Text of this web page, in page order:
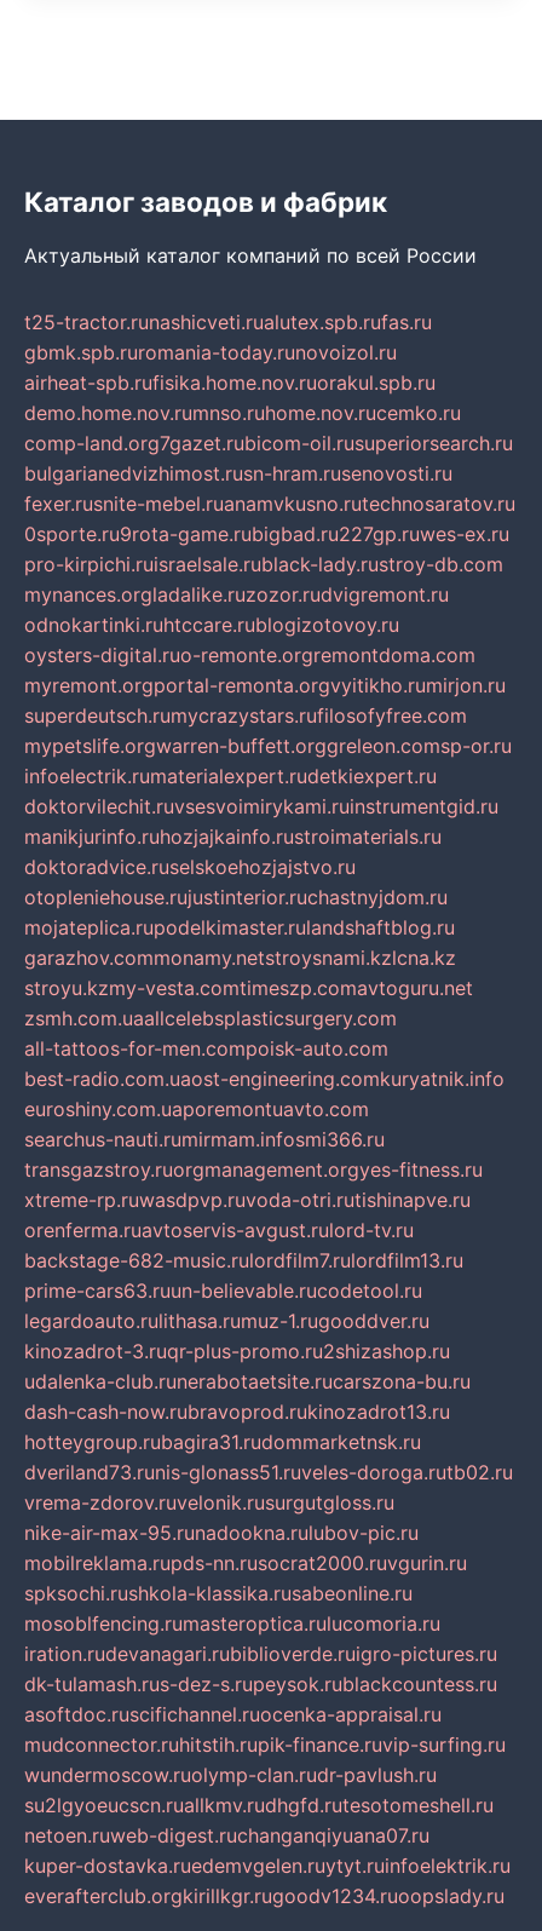
Каталог заводов и фабрик
Актуальный каталог компаний по всей России
t25-tractor.runashicveti.rualutex.spb.rufas.ru
gbmk.spb.ruromania-today.runovoizol.ru
airheat-spb.rufisika.home.nov.ruorakul.spb.ru
demo.home.nov.rumnso.ruhome.nov.rucemko.ru
comp-land.org7gazet.rubicom-oil.rusuperiorsearch.ru
bulgarianedvizhimost.rusn-hram.rusenovosti.ru
fexer.rusnite-mebel.ruanamvkusno.rutechnosaratov.ru
0sporte.ru9rota-game.rubigbad.ru227gp.ruwes-ex.ru
pro-kirpichi.ruisraelsale.rublack-lady.rustroy-db.com
mynances.orgladalike.ruzozor.rudvigremont.ru
odnokartinki.ruhtccare.rublogizotovoy.ru
oysters-digital.ruo-remonte.orgremontdoma.com
myremont.orgportal-remonta.orgvyitikho.rumirjon.ru
superdeutsch.rumycrazystars.rufilosofyfree.com
mypetslife.orgwarren-buffett.orggreleon.comsp-or.ru
infoelectrik.rumaterialexpert.rudetkiexpert.ru
doktorvilechit.ruvsesvoimirykami.ruinstrumentgid.ru
manikjurinfo.ruhozjajkainfo.rustroimaterials.ru
doktoradvice.ruselskoehozjajstvo.ru
otopleniehouse.rujustinterior.ruchastnyjdom.ru
mojateplica.rupodelkimaster.rulandshaftblog.ru
garazhov.commonamy.netstroysnami.kzlcna.kz
stroyu.kzmy-vesta.comtimeszp.comavtoguru.net
zsmh.com.uaallcelebsplasticsurgery.com
all-tattoos-for-men.compoisk-auto.com
best-radio.com.uaost-engineering.comkuryatnik.info
euroshiny.com.uaporemontuavto.com
searchus-nauti.rumirmam.infosmi366.ru
transgazstroy.ruorgmanagement.orgyes-fitness.ru
xtreme-rp.ruwasdpvp.ruvoda-otri.rutishinapve.ru
orenferma.ruavtoservis-avgust.rulord-tv.ru
backstage-682-music.rulordfilm7.rulordfilm13.ru
prime-cars63.ruun-believable.rucodetool.ru
legardoauto.rulithasa.rumuz-1.rugooddver.ru
kinozadrot-3.ruqr-plus-promo.ru2shizashop.ru
udalenka-club.runerabotaetsite.rucarszona-bu.ru
dash-cash-now.rubravoprod.rukinozadrot13.ru
hotteygroup.rubagira31.rudommarketnsk.ru
dveriland73.runis-glonass51.ruveles-doroga.rutb02.ru
vrema-zdorov.ruvelonik.rusurgutgloss.ru
nike-air-max-95.runadookna.rulubov-pic.ru
mobilreklama.rupds-nn.rusocrat2000.ruvgurin.ru
spksochi.rushkola-klassika.rusabeonline.ru
mosoblfencing.rumasteroptica.rulucomoria.ru
iration.rudevanagari.rubiblioverde.ruigro-pictures.ru
dk-tulamash.rus-dez-s.rupeysok.rublackcountess.ru
asoftdoc.ruscifichannel.ruocenka-appraisal.ru
mudconnector.ruhitstih.rupik-finance.ruvip-surfing.ru
wundermoscow.ruolymp-clan.rudr-pavlush.ru
su2lgyoeucscn.ruallkmv.rudhgfd.rutesotomeshell.ru
netoen.ruweb-digest.ruchanganqiyuana07.ru
kuper-dostavka.ruedemvgelen.ruytyt.ruinfoelektrik.ru
everafterclub.orgkirillkgr.rugoodv1234.ruoopslady.ru